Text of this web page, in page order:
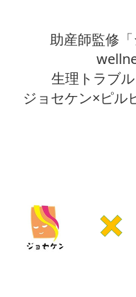
助産師監修
生理トラブ
ジョセケン×ピル